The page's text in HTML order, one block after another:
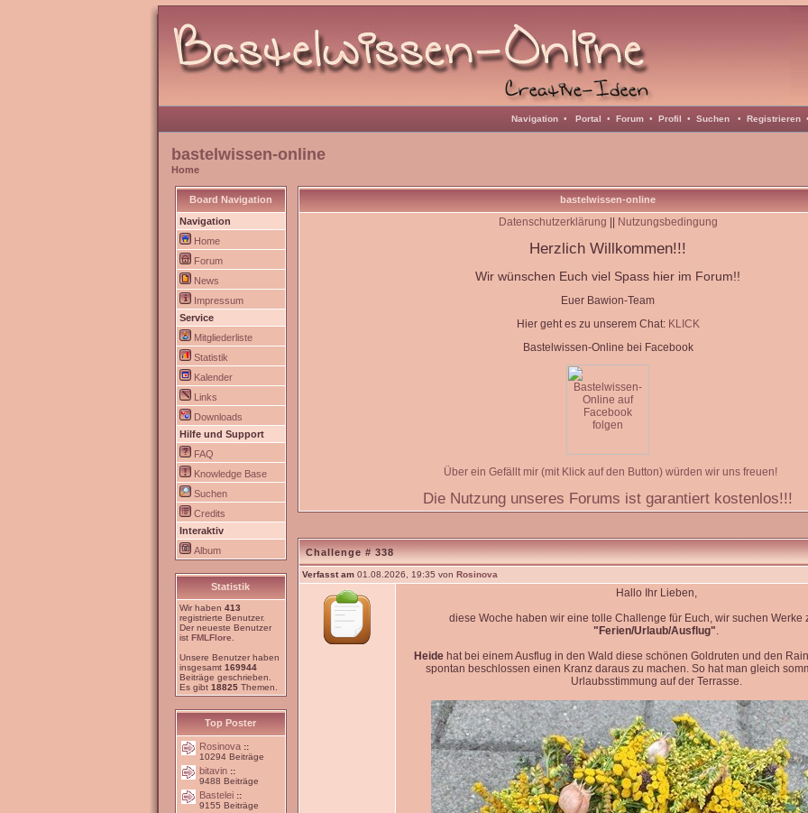
Navigation• Portal • Forum• Profil • Suchen• Registrieren
bastelwissen-online
Home
Board Navigation
Navigation
Home
Forum
News
Impressum
Service
Mitgliederliste
Statistik
Kalender
Links
Downloads
Hilfe und Support
FAQ
Knowledge Base
Suchen
Credits
Interaktiv
Album
Statistik
Wir haben 413
registrierte Benutzer.
Der neueste Benutzer
ist FMLFlore
Unsere Benutzer haben
insgesamt 169944
Beiträge geschrieben.
Es gibt 18825Themen.
Top Poster
Rosinova ::
10294 Beiträge
bitavin ::
9488 Beiträge
Bastelei ::
9155 Beiträge
bastelwissen-online
Datenschutzerklärung Nutzungsbedingung
Herzlich Willkommen!!!
Wir wünschen Euch viel Spass hier im Forum!!
Euer Bawion-Team
Hier geht es zu unserem Chat: KLICK
Bastelwissen-Online bei Facebook
Über ein Gefällt mir (mit Klick auf den Button) würden wir uns freuen!
Die Nutzung unseres Forums ist garantiert kostenlos!!!
Challenge # 338
Verfasst am01.08.2026, 19:35 von Rosinova
Hallo Ihr Lieben,
diese Woche haben wir eine tolle Challenge für Euch, wir suchen Werke
"Ferien/Urlaub/Ausflug".
Heide hat bei einem Ausflug in den Wald diese schönen Goldruten und den
spontan beschlossen einen Kranz daraus zu machen. So hat man gleich
Urlaubsstimmung auf der Terrasse.